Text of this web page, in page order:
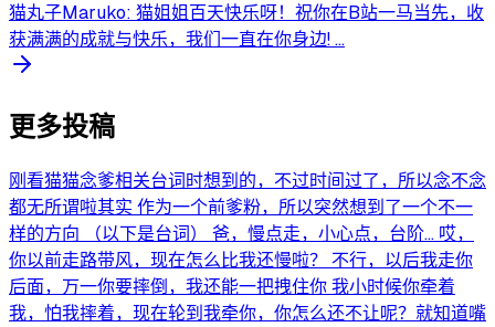
猫丸子Maruko: 猫姐姐百天快乐呀！祝你在B站一马当先，收
获满满的成就与快乐，我们一直在你身边! ...
更多投稿
刚看猫猫念爹相关台词时想到的，不过时间过了，所以念不念
都无所谓啦其实 作为一个前爹粉，所以突然想到了一个不一
样的方向 （以下是台词） 爸，慢点走，小心点，台阶... 哎，
你以前走路带风，现在怎么比我还慢啦？ 不行，以后我走你
后面，万一你要摔倒，我还能一把拽住你 我小时候你牵着
我，怕我摔着，现在轮到我牵你，你怎么还不让呢？就知道嘴